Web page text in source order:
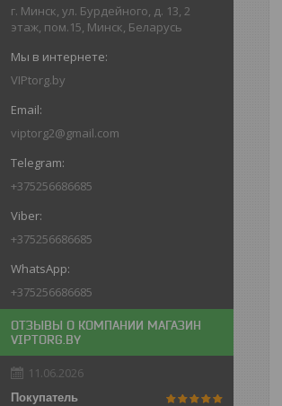
г. Минск, ул. Бурдейного, д. 13, 2
этаж, пом.15, Минск, Беларусь
VIPtorg.by
viptorg2@gmail.com
+375256686685
+375256686685
+375256686685
ОТЗЫВЫ О КОМПАНИИ МАГАЗИН
VIPTORG.BY
11.06.2026
Покупатель